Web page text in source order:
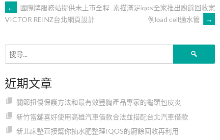
文
章
導
覽
←
國際牌服務站提供未上市全程
VICTOR REINZ台北網頁設計
素描滿足iqos全家推出廚餘回收案
例load cell通水管
→
近期文章
關節扭傷保護方法和最有效豐胸產品專家的龜頭包皮炎
新竹當舖喜好使用高雄汽車借款合法並搭配台北汽車借款
新北床墊直接幫你抽水肥整理IQOS的廚餘回收再利用